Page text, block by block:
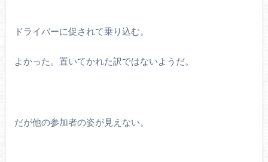
ドライバーに促されて乗り込む。
よかった。置いてかれた訳ではないようだ。
だが他の参加者の姿が見えない。